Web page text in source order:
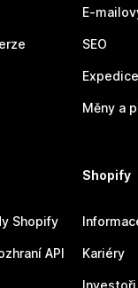
E-
SEO
Expedice
Měny a
Shopify
API
Shopify
Kariéry